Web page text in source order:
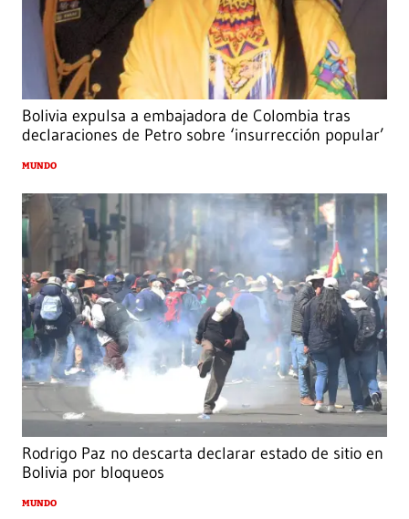
Bolivia expulsa a embajadora de Colombia tras
declaraciones de Petro sobre ‘insurrección popular’
MUNDO
Rodrigo Paz no descarta declarar estado de sitio en
Bolivia por bloqueos
MUNDO